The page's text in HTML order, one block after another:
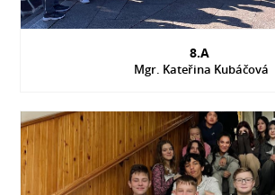
8.A
Mgr. Kateřina Kubáčová